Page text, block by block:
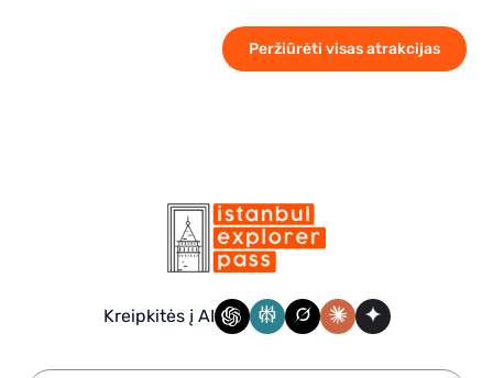
Peržiūrėti visas atrakcijas
Kreipkitės į AI